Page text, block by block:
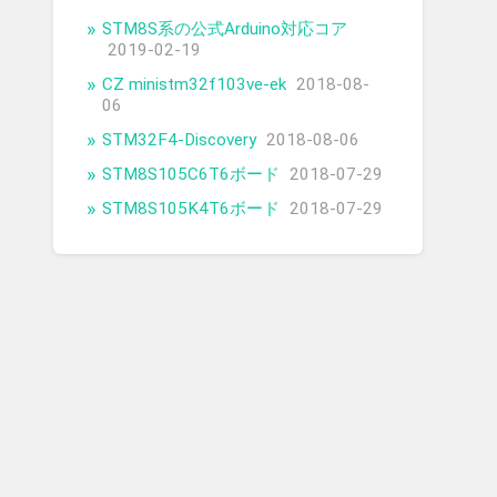
STM8S系の公式Arduino対応コア
2019-02-19
CZ ministm32f103ve-ek 2018-08-
06
STM32F4-Discovery 2018-08-06
STM8S105C6T6ボード
2018-07-29
STM8S105K4T6ボード
2018-07-29